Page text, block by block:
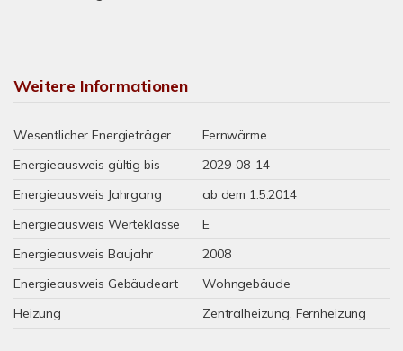
Weitere Informationen
Wesentlicher Energieträger
Fernwärme
Energieausweis gültig bis
2029-08-14
Energieausweis Jahrgang
ab dem 1.5.2014
Energieausweis Werteklasse
E
Energieausweis Baujahr
2008
Energieausweis Gebäudeart
Wohngebäude
Heizung
Zentralheizung, Fernheizung